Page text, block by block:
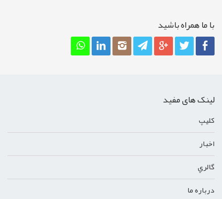
با ما همراه باشيد
لینک های مفید
کليپ
اخبار
گالري
درباره ما